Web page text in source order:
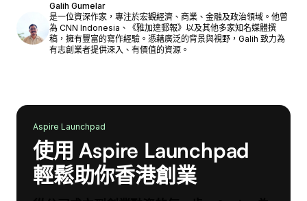
Galih Gumelar
是一位資深作家，專注於宏觀經濟、商業、金融及政治領域。他曾
為 CNN Indonesia、《雅加達郵報》以及其他多家知名媒體撰
稿，擁有豐富的寫作經驗。憑藉廣泛的背景與視野，Galih 致力為
有志創業者提供深入、有價值的資源。
Aspire Launchpad
使用 Aspire Launchpad
輕鬆助你香港創業